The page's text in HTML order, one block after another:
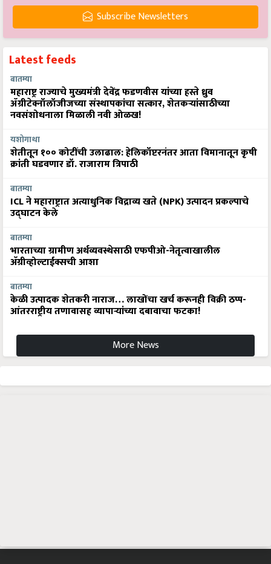
Subscribe Newsletters
Latest feeds
बातम्या
महाराष्ट्र राज्याचे मुख्यमंत्री देवेंद्र फडणवीस यांच्या हस्ते ध्रुव
ॲग्रीटेक्नॉलॉजीजच्या संस्थापकांचा सत्कार, शेतकऱ्यांसाठीच्या
नवसंशोधनाला मिळाली नवी ओळख!
यशोगाथा
शेतीतून १०० कोटींची उलाढाल: हेलिकॉप्टरनंतर आता विमानातून कृषी
क्रांती घडवणार डॉ. राजाराम त्रिपाठी
बातम्या
ICL ने महाराष्ट्रात अत्याधुनिक विद्राव्य खते (NPK) उत्पादन प्रकल्पाचे
उद्घाटन केले
बातम्या
भारताच्या ग्रामीण अर्थव्यवस्थेसाठी एफपीओ-नेतृत्वाखालील
अ‍ॅग्रीव्होल्टाईक्सची आशा
बातम्या
केळी उत्पादक शेतकरी नाराज… लाखोंचा खर्च करूनही विक्री ठप्प-
आंतरराष्ट्रीय तणावासह व्यापाऱ्यांच्या दबावाचा फटका!
More News